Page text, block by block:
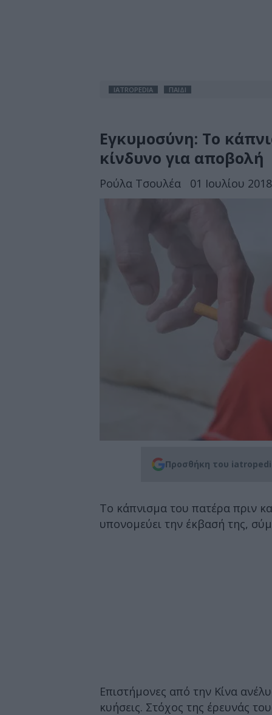
IATROPEDIA ΠΑΙΔΙ
Εγκυμοσύνη: Το
κίνδυνο για αποβολή
Ρούλα Τσουλέα 01 Ιουλίου
Προσθήκη του
Το κάπνισμα του πατέρα πριν
υπονομεύει την έκβασή της,
Επιστήμονες από την Κίνα
κυήσεις. Στόχος της έρευνάς